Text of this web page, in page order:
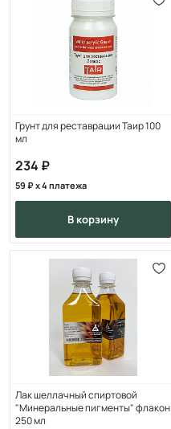
Грунт для реставрации Таир 100
мл
234
59 x 4 платежа
в корзину
Лак шеллачный спиртовой
"Минеральные пигменты" флакон
250 мл